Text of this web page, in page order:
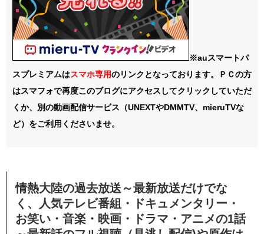
※auスマートパ
スプレミアムはスマホ専用のリンクとなっております。ＰＣの方
はスマフォで再度このブログにアクセスしてクリックしていただ
くか、別の動画配信サービス（UNEXTやDMMTV、mieruTVな
ど）をご利用くださいませ。
情熱大陸の過去放送～最新放送だけでな
く、人気テレビ番組・ドキュメンタリー・
お笑い・音楽・映画・ドラマ・アニメの1話